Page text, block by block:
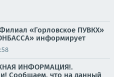
«Горловское ПУВКХ»
информирует
ИНФОРМАЦИЯ!.
Сообщаем, что на данный